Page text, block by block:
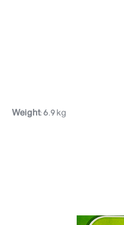
Weight: 6.9 kg